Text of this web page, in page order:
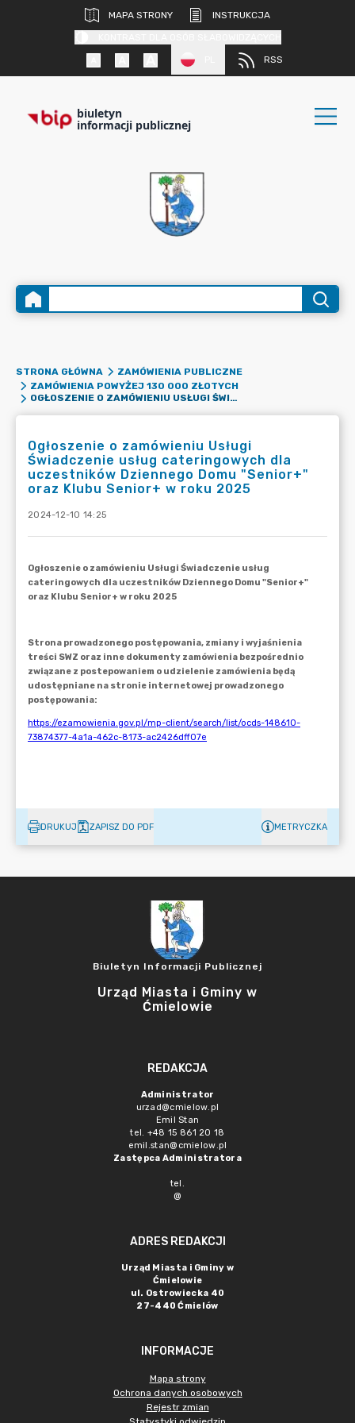
MAPA STRONY
INSTRUKCJA
RSS
biuletyn
informacji publicznej
STRONA GŁÓWNA
ZAMÓWIENIA PUBLICZNE
ZAMÓWIENIA POWYŻEJ 130 000 ZŁOTYCH
OGŁOSZENIE O ZAMÓWIENIU USŁUGI ŚWIADCZENIE USŁUG CATERINGOWYCH DLA UCZESTNIKÓW DZIENNEGO DOMU "SENIOR+" ORAZ KLUBU SENIOR+ W ROKU 2025
Ogłoszenie o zamówieniu Usługi
Świadczenie usług cateringowych dla
uczestników Dziennego Domu "Senior+"
oraz Klubu Senior+ w roku 2025
2024-12-10 14:25
DRUKUJ ZAPISZ DO PDF METRYCZKA
Biuletyn Informacji Publicznej
Urząd Miasta i Gminy w
Ćmielowie
REDAKCJA
Administrator
urzad@cmielow.pl
Emil Stan
tel. +48 15 861 20 18
emil.stan@cmielow.pl
Zastępca Administratora
tel.
@
ADRES REDAKCJI
Urząd Miasta i Gminy w
Ćmielowie
ul. Ostrowiecka 40
27-440 Ćmielów
INFORMACJE
Mapa strony
Ochrona danych osobowych
Rejestr zmian